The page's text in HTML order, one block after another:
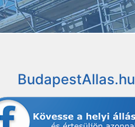
BudapestAllas.hu